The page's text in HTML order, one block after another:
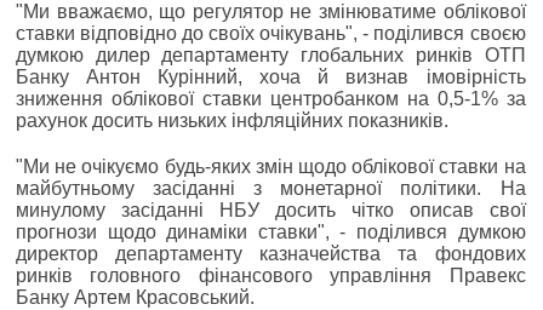
"Ми вважаємо, що регулятор не змінюватиме облікової
ставки відповідно до своїх очікувань", - поділився своєю
думкою дилер департаменту глобальних ринків ОТП
Банку Антон Курінний, хоча й визнав імовірність
зниження облікової ставки центробанком на 0,5-1% за
рахунок досить низьких інфляційних показників.
"Ми не очікуємо будь-яких змін щодо облікової ставки на
майбутньому засіданні з монетарної політики. На
минулому засіданні НБУ досить чітко описав свої
прогнози щодо динаміки ставки", - поділився думкою
директор департаменту казначейства та фондових
ринків головного фінансового управління Правекс
Банку Артем Красовський.